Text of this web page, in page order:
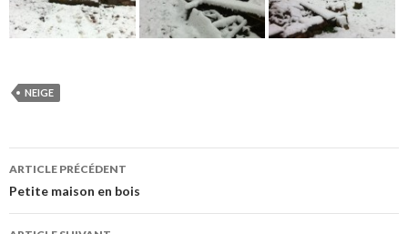
NEIGE
Navigation
des
articles
ARTICLE PRÉCÉDENT
Petite maison en bois